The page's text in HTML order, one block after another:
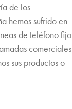
de los
hemos sufrido en
de teléfono fijo
comerciales
sus productos o